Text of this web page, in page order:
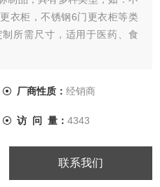
衣柜，不锈钢6门更衣柜等类
所需尺寸，适用于医药、食
厂商性质： 经销商
访 问 量： 4343
联系我们